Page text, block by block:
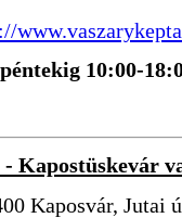
10:00-
Kapostüskevár
Kaposvár, Jutai